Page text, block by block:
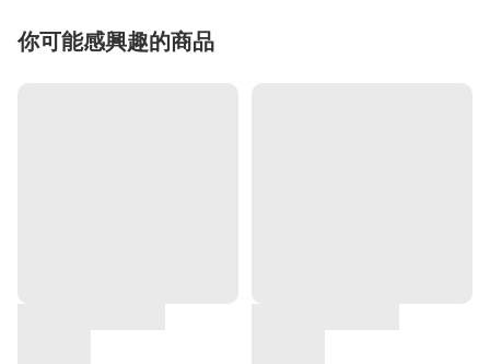
你可能感興趣的商品